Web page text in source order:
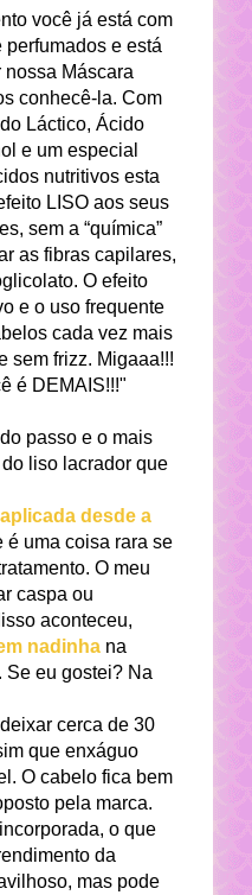
você já está com
e está
Máscara
conhecê-la. Com
Láctico, Ácido
e um especial
nutritivos esta
LISO aos seus
sem a “química”
as fibras capilares,
O efeito
e o uso frequente
cada vez mais
sem frizz. Migaaa!!!
é DEMAIS!!!"
passo e o mais
liso lacrador que
desde a
é uma coisa rara se
O meu
caspa ou
aconteceu,
nadinhana
eu gostei? Na
cerca de 30
que enxáguo
O cabelo fica bem
pela marca.
o que
da
mas pode